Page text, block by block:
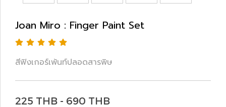
Joan Miro : Finger Paint Set
สีฟิงเกอร์เพ้นท์ปลอดสารพิษ
225 THB - 690 THB